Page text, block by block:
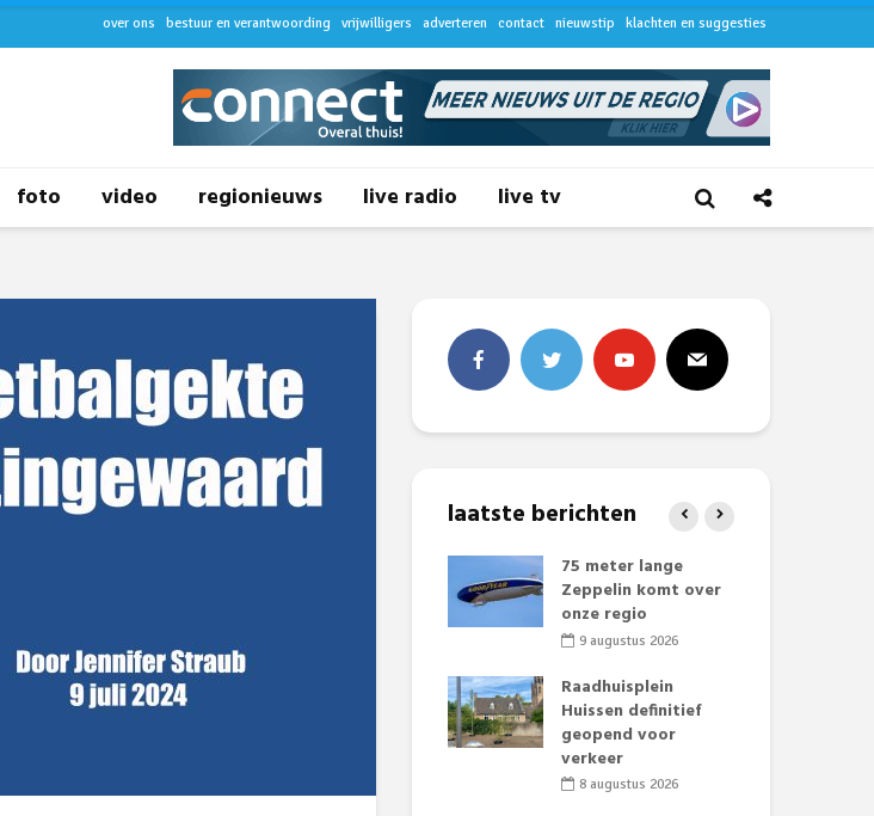
over ons bestuur en verantwoording vrijwilligers adverteren contact nieuwstip klachten en suggesties
foto video regionieuws live radio live tv
laatste berichten
Bemmel een nieuw
leven als
Theaterkerk kreeg.
1 augustus 2026
75 meter lange
Zeppelin komt over
onze regio
9 augustus 2026
Raadhuisplein
Huissen definitief
geopend voor
verkeer
8 augustus 2026